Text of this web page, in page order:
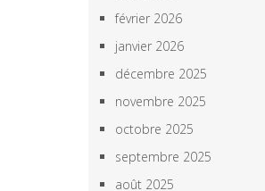
février 2026
janvier 2026
décembre 2025
novembre 2025
octobre 2025
septembre 2025
août 2025